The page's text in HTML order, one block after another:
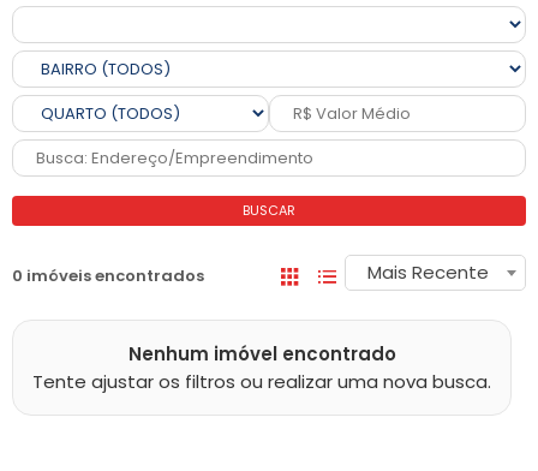
BUSCAR
0 imóveis encontrados Mais Recente
Nenhum imóvel encontrado
Tente ajustar os filtros ou realizar uma nova busca.